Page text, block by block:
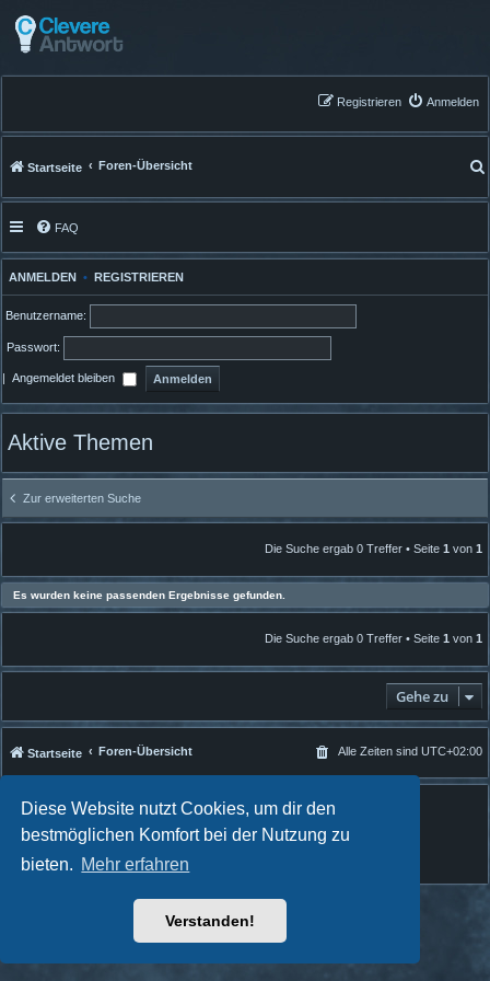
Diese Website nutzt Cookies, um dir den
bestmöglichen Komfort bei der Nutzung zu
bieten. Mehr erfahren
Verstanden!
Anmelden
Registrieren
Startseite Foren-Übersicht
FAQ
ANMELDEN • REGISTRIEREN
Benutzername:
Passwort:
| Angemeldet bleiben
Aktive Themen
Zur erweiterten Suche
Die Suche ergab 0 Treffer • Seite 1 von 1
Es wurden keine passenden Ergebnisse gefunden.
Die Suche ergab 0 Treffer • Seite 1 von 1
Gehe zu
Startseite Foren-Übersicht Alle Zeiten sind UTC+02:00
Quantum Codex style by FanFanlaTuFlippe
Deutsche Übersetzung durchphpBB.de
Datenschutz
Nutzungsbedingungen